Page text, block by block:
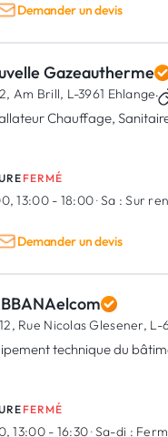
Demander un devis
Gazeautherme
2, Am Brill, L-3961 Ehlange·
Chauffage,
FERMÉ
13:00 - 18:00·Sa : Sur
Demander un devis
12, Rue Nicolas Glesener, L-
technique du
FERMÉ
13:00 - 16:30·Sa-di :